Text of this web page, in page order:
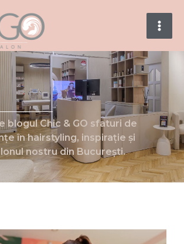
blogul Chic & GO sfaturi de
în hairstyling, inspirație și
nostru din București.